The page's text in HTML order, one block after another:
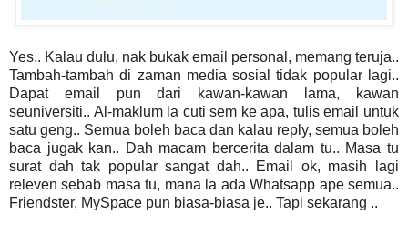
Yes.. Kalau dulu, nak bukak email personal, memang teruja..
Tambah-tambah di zaman media sosial tidak popular lagi..
Dapat email pun dari kawan-kawan lama, kawan
seuniversiti.. Al-maklum la cuti sem ke apa, tulis email untuk
satu geng.. Semua boleh baca dan kalau reply, semua boleh
baca jugak kan.. Dah macam bercerita dalam tu.. Masa tu
surat dah tak popular sangat dah.. Email ok, masih lagi
releven sebab masa tu, mana la ada Whatsapp ape semua..
Friendster, MySpace pun biasa-biasa je.. Tapi sekarang ..